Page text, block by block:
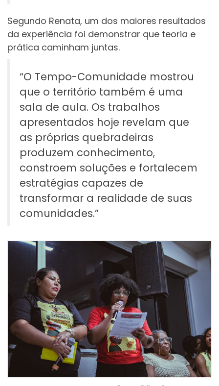
Segundo Renata, um dos maiores resultados
da experiência foi demonstrar que teoria e
prática caminham juntas.
“O Tempo-Comunidade mostrou
que o território também é uma
sala de aula. Os trabalhos
apresentados hoje revelam que
as próprias quebradeiras
produzem conhecimento,
constroem soluções e fortalecem
estratégias capazes de
transformar a realidade de suas
comunidades.”